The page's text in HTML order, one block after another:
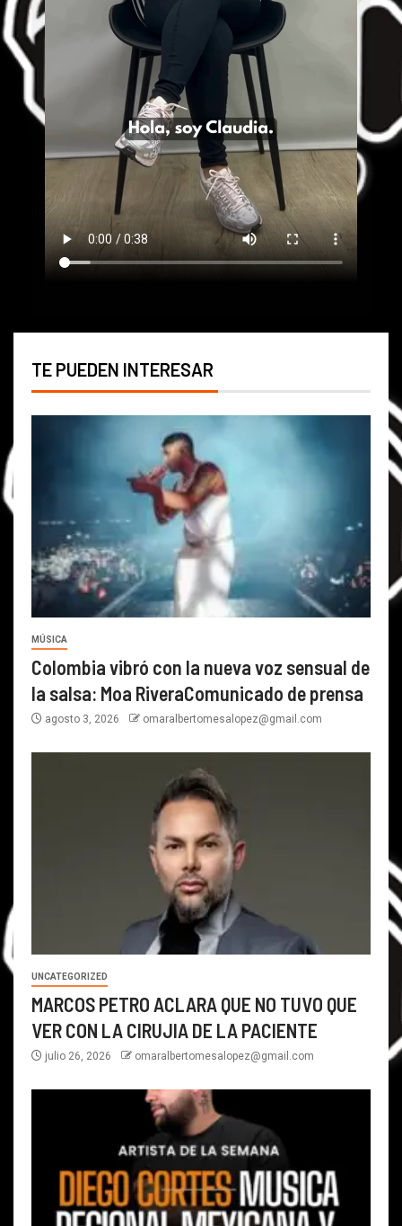
TE PUEDEN INTERESAR
MÚSICA
Colombia vibró con la nueva voz sensual de
la salsa: Moa RiveraComunicado de prensa
agosto 3, 2026 omaralbertomesalopez@gmail.com
UNCATEGORIZED
MARCOS PETRO ACLARA QUE NO TUVO QUE
VER CON LA CIRUJIA DE LA PACIENTE
julio 26, 2026 omaralbertomesalopez@gmail.com